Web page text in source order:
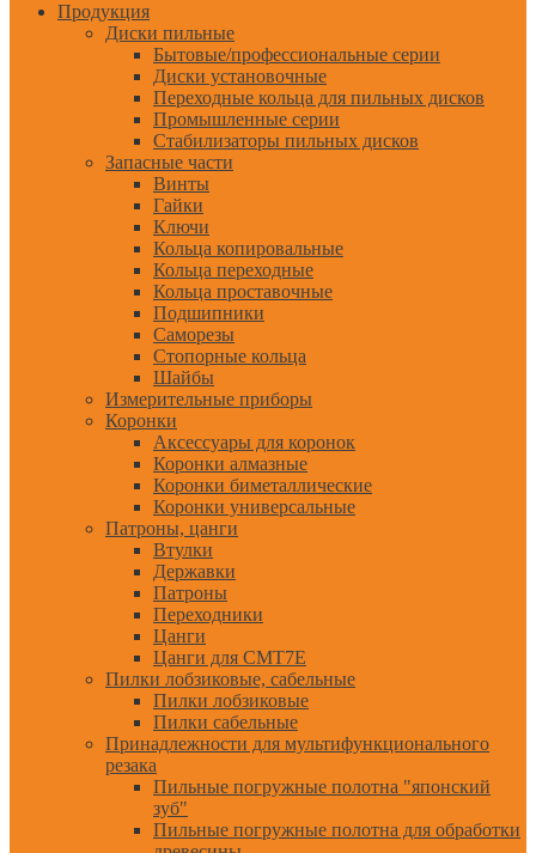
Продукция
Диски пильные
Бытовые/профессиональные серии
Диски установочные
Переходные кольца для пильных дисков
Промышленные серии
Стабилизаторы пильных дисков
Запасные части
Винты
Гайки
Ключи
Кольца копировальные
Кольца переходные
Кольца проставочные
Подшипники
Саморезы
Стопорные кольца
Шайбы
Измерительные приборы
Коронки
Аксессуары для коронок
Коронки алмазные
Коронки биметаллические
Коронки универсальные
Патроны, цанги
Втулки
Державки
Патроны
Переходники
Цанги
Цанги для CMT7E
Пилки лобзиковые, сабельные
Пилки лобзиковые
Пилки сабельные
Принадлежности для мультифункционального
резака
Пильные погружные полотна "японский
зуб"
Пильные погружные полотна для обработки